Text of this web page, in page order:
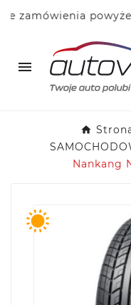
powyżej

Nankang